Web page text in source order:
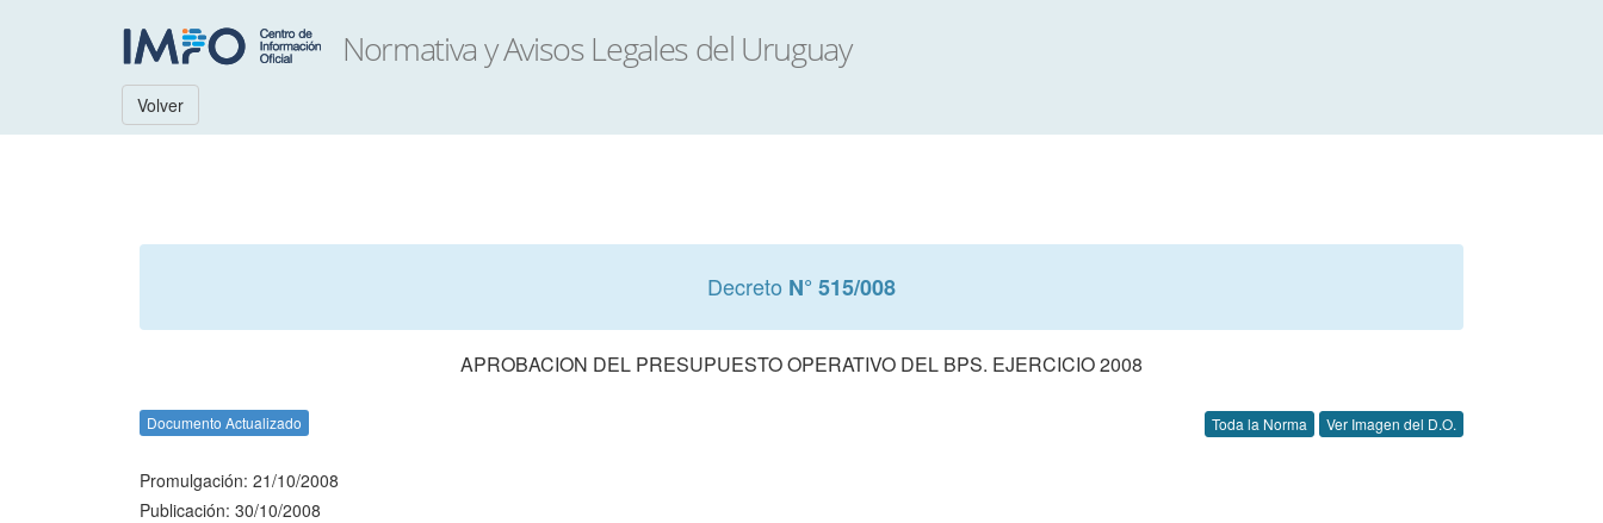
Volver
Decreto N° 515/008
APROBACION DEL PRESUPUESTO OPERATIVO DEL BPS. EJERCICIO 2008
Documento Actualizado Toda la Norma Ver Imagen del D.O.
Promulgación: 21/10/2008
Publicación: 30/10/2008